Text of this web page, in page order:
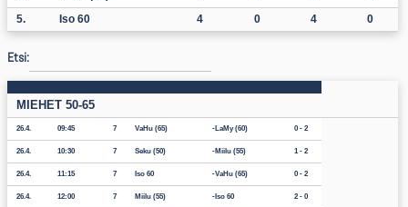
5.
Iso 60 4 0 4 0
Etsi:
MIEHET 50-65
26.4. 09:45 7 VaHu (65) LaMy (60) 0 - 2
26.4. 10:30 7 Seku (50) Miilu (55) 1 - 2
26.4. 11:15 7 Iso 60 VaHu (65) 0 - 2
26.4. 12:00 7 Miilu (55) Iso 60 2 - 0